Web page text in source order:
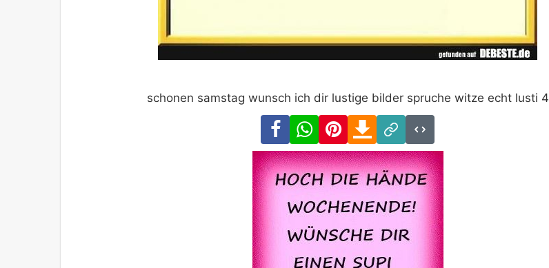
schonen samstag wunsch ich dir lustige bilder spruche witze echt lusti 4
FacebookWhatsAppPinterestDownload
Link